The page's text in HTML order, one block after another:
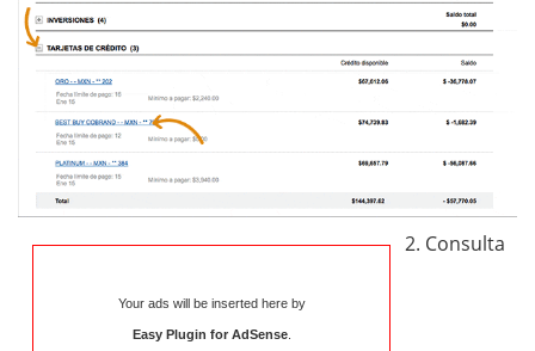
Your ads will be inserted here by
Easy Plugin for AdSense.
2. Consulta